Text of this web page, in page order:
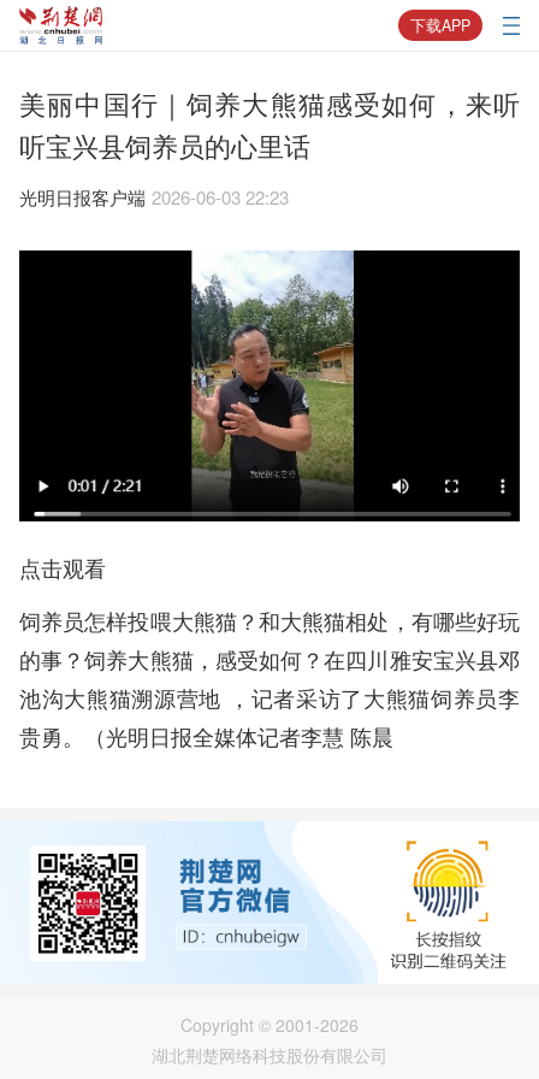
下载APP
美丽中国行｜饲养大熊猫感受如何，来听
听宝兴县饲养员的心里话
光明日报客户端 2026-06-03 22:23
点击观看
饲养员怎样投喂大熊猫？和大熊猫相处，有哪些好玩
的事？饲养大熊猫，感受如何？在四川雅安宝兴县邓
池沟大熊猫溯源营地 ，记者采访了大熊猫饲养员李
贵勇。（光明日报全媒体记者李慧 陈晨
Copyright © 2001-2026
湖北荆楚网络科技股份有限公司